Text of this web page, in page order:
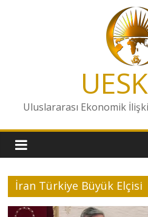
Uluslararası Ekonomik
İran Türkiye Büyük Elçisi